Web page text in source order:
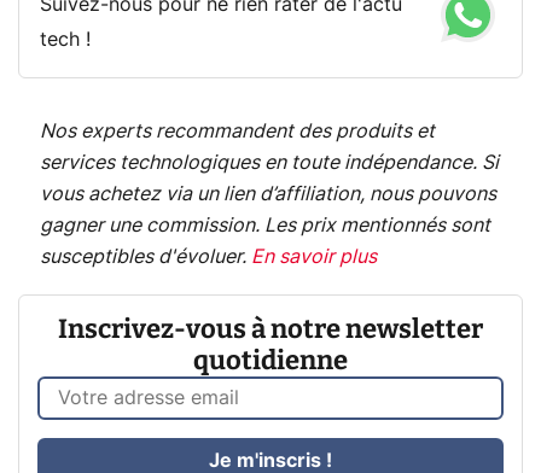
Suivez-nous pour ne rien rater de l'actu
tech !
Nos experts recommandent des produits et
services technologiques en toute indépendance. Si
vous achetez via un lien d’affiliation, nous pouvons
gagner une commission. Les prix mentionnés sont
susceptibles d'évoluer. En savoir plus
Inscrivez-vous à notre newsletter
quotidienne
Je m'inscris !